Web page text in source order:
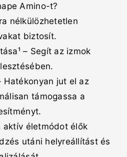
Amino-t?
nélkülözhetetlen
biztosít.
– Segít az izmok
Hatékonyan jut el az
támogassa a
aktív életmódot élők
utáni helyreállítást és